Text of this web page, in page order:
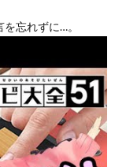
忘れずに…。